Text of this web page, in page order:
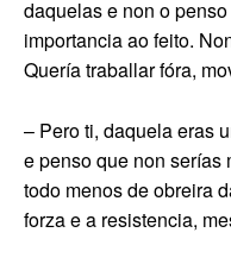
daquelas e non o
importancia ao feito.
Quería traballar fóra,
– Pero ti, daquela eras
e penso que non serías
todo menos de obreira
forza e a resistencia,